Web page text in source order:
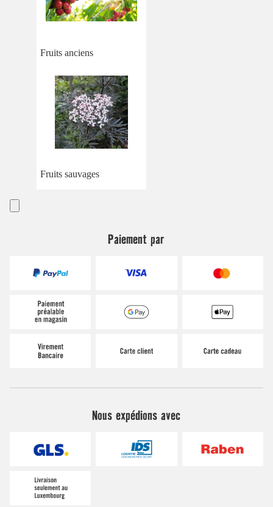
Fruits anciens
Fruits sauvages
Paiement par
Nous expédions avec